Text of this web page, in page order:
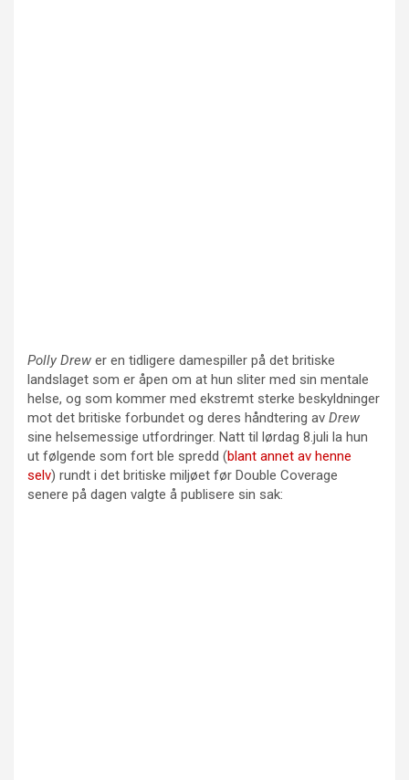
Polly Drew er en tidligere damespiller på det britiske
landslaget som er åpen om at hun sliter med sin mentale
helse, og som kommer med ekstremt sterke beskyldninger
mot det britiske forbundet og deres håndtering av Drew
sine helsemessige utfordringer. Natt til lørdag 8.juli la hun
ut følgende som fort ble spredd (blant annet av henne
selv) rundt i det britiske miljøet før Double Coverage
senere på dagen valgte å publisere sin sak: